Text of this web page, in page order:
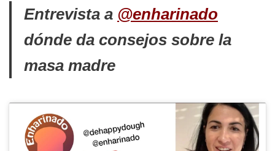
Entrevista a @enharinado
dónde da consejos sobre la
masa madre